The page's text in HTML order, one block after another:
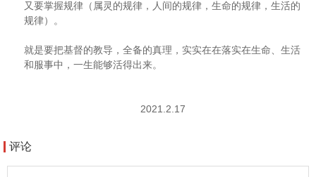
又要掌握规律（属灵的规律，人间的规律，生命的规律，生活的
规律）。
就是要把基督的教导，全备的真理，实实在在落实在生命、生活
和服事中，一生能够活得出来。
2021.2.17